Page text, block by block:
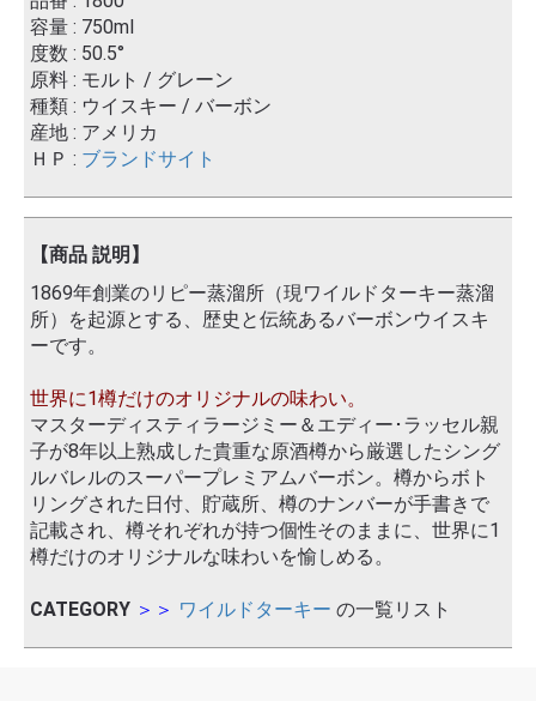
容量 : 750ml
度数 : 50.5°
原料 : モルト / グレーン
種類 : ウイスキー / バーボン
産地 : アメリカ
ＨＰ : ブランドサイト
【商品 説明】
1869年創業のリピー蒸溜所（現ワイルドターキー蒸溜
所）を起源とする、歴史と伝統あるバーボンウイスキ
ーです。
世界に1樽だけのオリジナルの味わい。
マスターディスティラージミー＆エディー･ラッセル親
子が8年以上熟成した貴重な原酒樽から厳選したシング
ルバレルのスーパープレミアムバーボン。樽からボト
リングされた日付、貯蔵所、樽のナンバーが手書きで
記載され、樽それぞれが持つ個性そのままに、世界に1
樽だけのオリジナルな味わいを愉しめる。
CATEGORY ＞＞ ワイルドターキー の一覧リスト